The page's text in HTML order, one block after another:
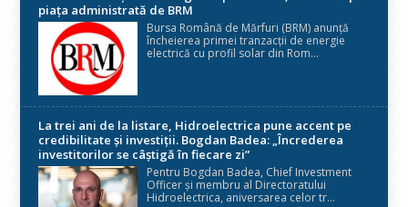
piața administrată de BRM
Bursa Română de Mărfuri (BRM) anunță
încheierea primei tranzacții de energie
electrică cu profil solar din Rom...
La trei ani de la listare, Hidroelectrica pune accent pe
credibilitate și investiții. Bogdan Badea: „Încrederea
investitorilor se câștigă în fiecare zi”
Pentru Bogdan Badea, Chief Investment
Officer și membru al Directoratului
Hidroelectrica, aniversarea celor tr...